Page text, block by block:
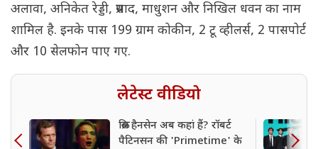
अलावा, अनिकेत रेड्डी, प्रसाद, माधुशन और निखिल धवन का नाम
शामिल है. इनके पास 199 ग्राम कोकीन, 2 टू व्हीलर्स, 2 पासपोर्ट
और 10 सेलफोन पाए गए.
लेटेस्ट वीडियो
क्रिस हैनसेन अब कहां हैं? रॉबर्ट
पैटिनसन की 'Primetime' के